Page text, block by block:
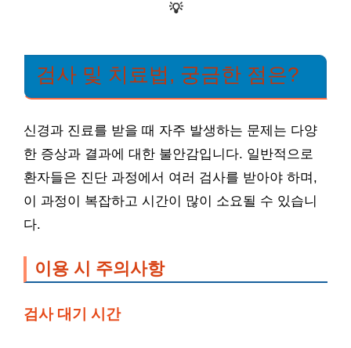
💡
검사 및 치료법, 궁금한 점은?
신경과 진료를 받을 때 자주 발생하는 문제는 다양
한 증상과 결과에 대한 불안감입니다. 일반적으로
환자들은 진단 과정에서 여러 검사를 받아야 하며,
이 과정이 복잡하고 시간이 많이 소요될 수 있습니
다.
이용 시 주의사항
검사 대기 시간